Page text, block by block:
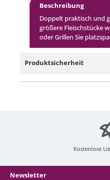
Beschreibung
Doppelt praktisch und
größere Fleischstücke
oder Grillen Sie
Produktsicherheit
Kostenlose
Newsletter